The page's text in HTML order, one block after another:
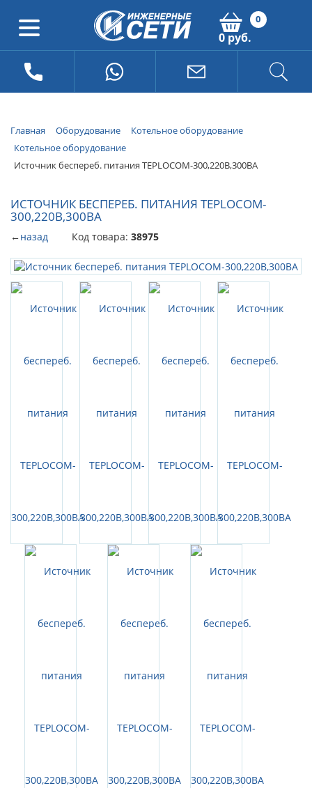
0
0 руб.
Главная Оборудование
Котельное оборудование
Котельное оборудование
Источник беспереб. питания TEPLOCOM-300,220B,300BA
ИСТОЧНИК БЕСПЕРЕБ. ПИТАНИЯ TEPLOCOM-
300,220B,300BA
←назад Код товара: 38975